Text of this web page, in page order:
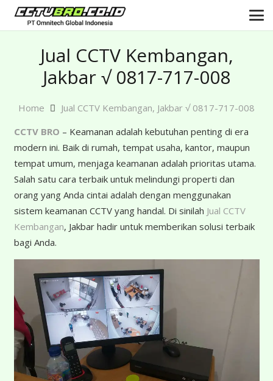
Jual CCTV Kembangan,
Jakbar √ 0817-717-008
Home
Jual CCTV Kembangan, Jakbar √ 0817-717-008
CCTV BRO – Keamanan adalah kebutuhan penting di era
modern ini. Baik di rumah, tempat usaha, kantor, maupun
tempat umum, menjaga keamanan adalah prioritas utama.
Salah satu cara terbaik untuk melindungi properti dan
orang yang Anda cintai adalah dengan menggunakan
sistem keamanan CCTV yang handal. Di sinilah Jual CCTV
Kembangan, Jakbar hadir untuk memberikan solusi terbaik
bagi Anda.